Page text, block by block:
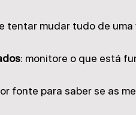
tentar mudar tudo de uma
: monitore o que está
fonte para saber se as